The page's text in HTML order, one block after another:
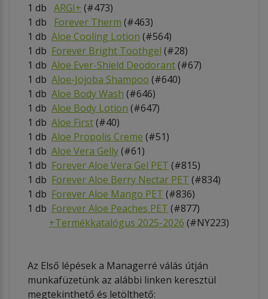
1 db ARGI+ (#473)
1 db Forever Therm (#463)
1 db Aloe Cooling Lotion (#564)
1 db Forever Bright Toothgel (#28)
1 db Aloe Ever-Shield Deodorant(#67)
1 db Aloe-Jojoba Shampoo (#640)
1 db Aloe Body Wash (#646)
1 db Aloe Body Lotion (#647)
1 db Aloe First(#40)
1 db Aloe Propolis Creme (#51)
1 db Aloe Vera Gelly(#61)
1 db Forever Aloe Vera Gel PET (#815)
1 db Forever Aloe Berry Nectar PET (#834)
1 db Forever Aloe Mango PET (#836)
1 db Forever Aloe Peaches PET (#877)
+Termékkatalógus 2025-2026 (#NY223)
Az Első lépések a Managerré válás útján
munkafüzetünk az alábbi linken keresztül
megtekinthető és letölthető: